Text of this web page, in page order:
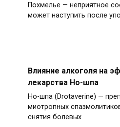
Похмелье — неприятное
может наступить после
Влияние алкоголя на
лекарства Но-шпа
Но-шпа (Drotaverine) —
миотропных
снятия болевых